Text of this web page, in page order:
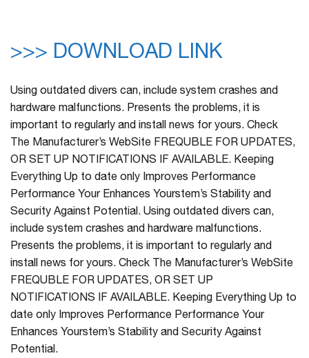
>>> DOWNLOAD LINK
Using outdated divers can, include system crashes and
hardware malfunctions. Presents the problems, it is
important to regularly and install news for yours. Check
The Manufacturer’s WebSite FREQUBLE FOR UPDATES,
OR SET UP NOTIFICATIONS IF AVAILABLE. Keeping
Everything Up to date only Improves Performance
Performance Your Enhances Yourstem’s Stability and
Security Against Potential. Using outdated divers can,
include system crashes and hardware malfunctions.
Presents the problems, it is important to regularly and
install news for yours. Check The Manufacturer’s WebSite
FREQUBLE FOR UPDATES, OR SET UP
NOTIFICATIONS IF AVAILABLE. Keeping Everything Up to
date only Improves Performance Performance Your
Enhances Yourstem’s Stability and Security Against
Potential.